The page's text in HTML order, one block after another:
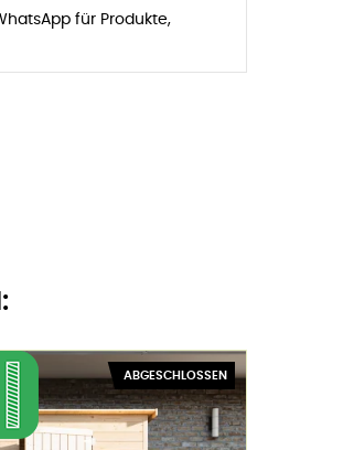
für Produkte,
ABGESCHLOSSEN